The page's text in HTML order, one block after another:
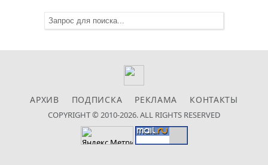
АРХИВ ПОДПИСКА РЕКЛАМА КОНТАКТЫ
COPYRIGHT © 2010-2026. ALL RIGHTS RESERVED